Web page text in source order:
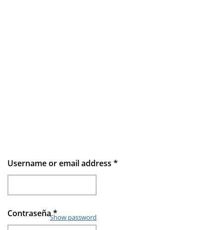
Username or email address *
Contraseña*
Show password